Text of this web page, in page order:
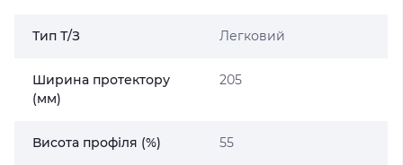
Тип Т/З Легковий
Ширина протектору
(мм)
205
Висота профіля (%) 55